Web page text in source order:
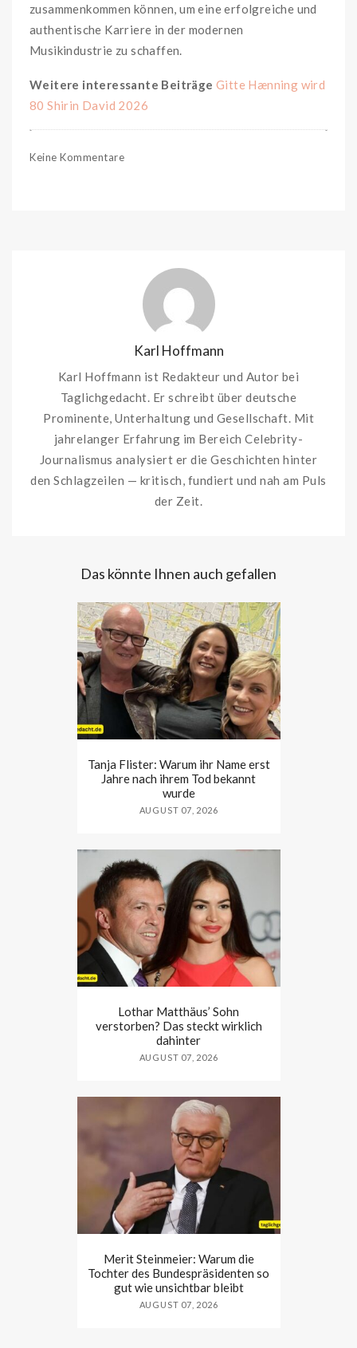
zusammenkommen können, um eine erfolgreiche und
authentische Karriere in der modernen
Musikindustrie zu schaffen.
Weitere interessante Beiträge Gitte Hænning wird
80 Shirin David 2026
Keine Kommentare
Karl Hoffmann
Karl Hoffmann ist Redakteur und Autor bei
Taglichgedacht. Er schreibt über deutsche
Prominente, Unterhaltung und Gesellschaft. Mit
jahrelanger Erfahrung im Bereich Celebrity-
Journalismus analysiert er die Geschichten hinter
den Schlagzeilen — kritisch, fundiert und nah am Puls
der Zeit.
Das könnte Ihnen auch gefallen
Tanja Flister: Warum ihr Name erst
Jahre nach ihrem Tod bekannt
wurde
AUGUST 07, 2026
Lothar Matthäus’ Sohn
verstorben? Das steckt wirklich
dahinter
AUGUST 07, 2026
Merit Steinmeier: Warum die
Tochter des Bundespräsidenten so
gut wie unsichtbar bleibt
AUGUST 07, 2026